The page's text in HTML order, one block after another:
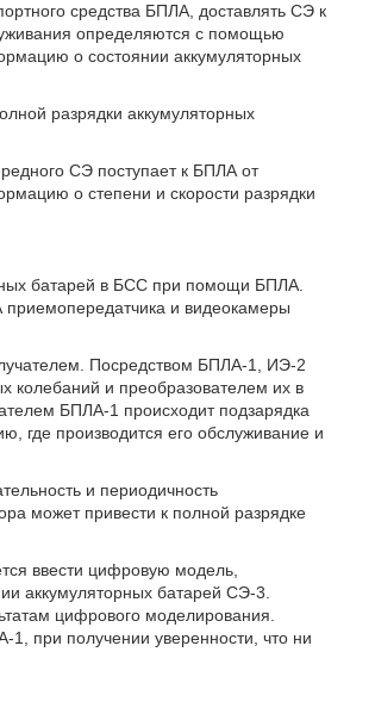
средства БПЛА, доставлять СЭ к
определяются с помощью
о состоянии аккумуляторных
разрядки аккумуляторных
СЭ поступает к БПЛА от
о степени и скорости разрядки
батарей в БСС при помощи БПЛА.
и видеокамеры
Посредством БПЛА-1, ИЭ-2
колебаний и преобразователем их в
БПЛА-1 происходит подзарядка
где производится его обслуживание и
и периодичность
может привести к полной разрядке
ввести цифровую модель,
аккумуляторных батарей СЭ-3.
цифрового моделирования.
при получении уверенности, что ни